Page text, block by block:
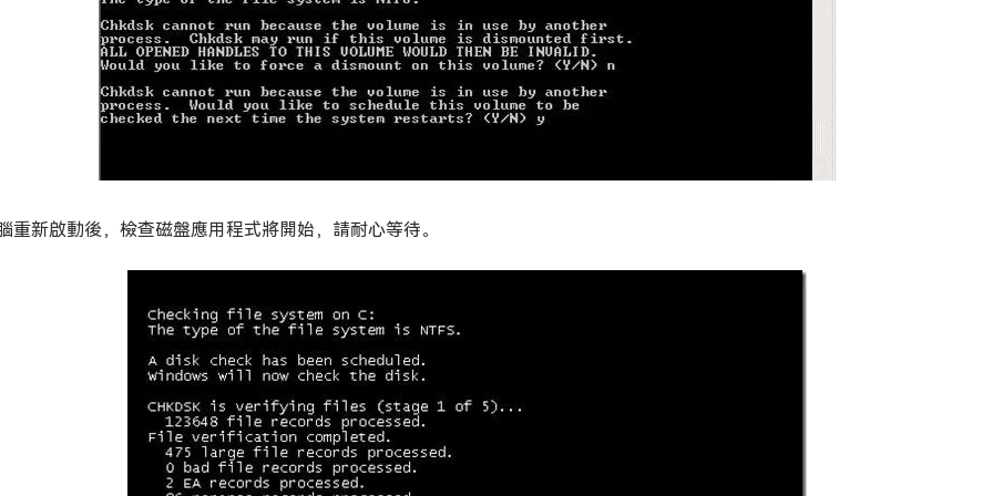
重新啟動後，檢查磁盤應用程式將開始，請耐心等待。